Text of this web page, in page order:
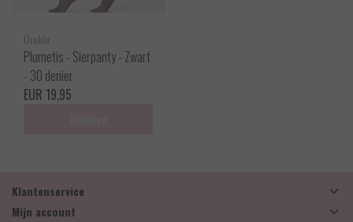
Oroblu
Plumetis - Sierpanty - Zwart
- 30 denier
EUR 19,95
Klantenservice
Mijn account